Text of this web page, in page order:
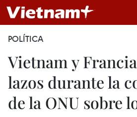
POLÍTICA
Vietnam y
lazos durante la
de la ONU sobre